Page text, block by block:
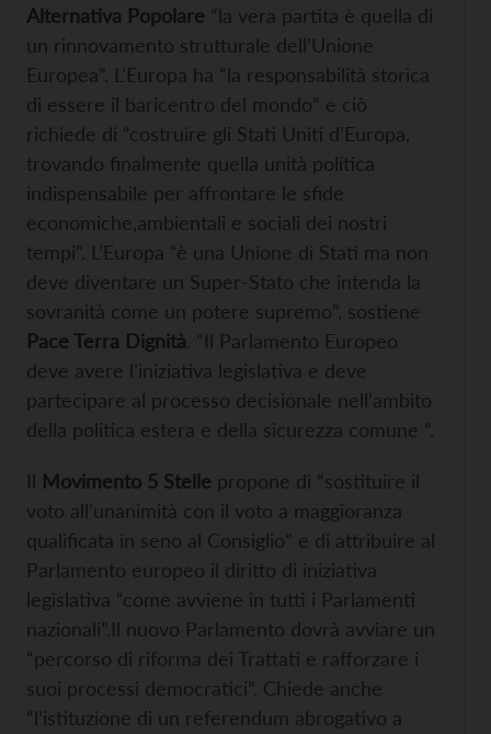
Alternativa Popolare “la vera partita è quella di
un rinnovamento strutturale dell’Unione
Europea”. L’Europa ha “la responsabilità storica
di essere il baricentro del mondo” e ciò
richiede di “costruire gli Stati Uniti d’Europa,
trovando finalmente quella unità politica
indispensabile per affrontare le sfide
economiche,ambientali e sociali dei nostri
tempi”. L’Europa “è una Unione di Stati ma non
deve diventare un Super-Stato che intenda la
sovranità come un potere supremo”, sostiene
Pace Terra Dignità. “Il Parlamento Europeo
deve avere l’iniziativa legislativa e deve
partecipare al processo decisionale nell’ambito
della politica estera e della sicurezza comune “.
Il Movimento 5 Stelle propone di “sostituire il
voto all’unanimità con il voto a maggioranza
qualificata in seno al Consiglio” e di attribuire al
Parlamento europeo il diritto di iniziativa
legislativa “come avviene in tutti i Parlamenti
nazionali”.Il nuovo Parlamento dovrà avviare un
“percorso di riforma dei Trattati e rafforzare i
suoi processi democratici”. Chiede anche
“l’istituzione di un referendum abrogativo a